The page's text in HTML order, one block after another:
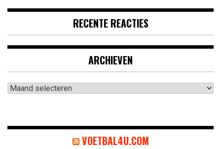
RECENTE REACTIES
ARCHIEVEN
Archieven
VOETBAL4U.COM